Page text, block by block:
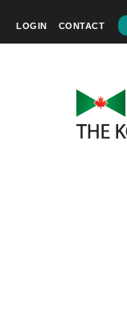
LOGIN CONTACT